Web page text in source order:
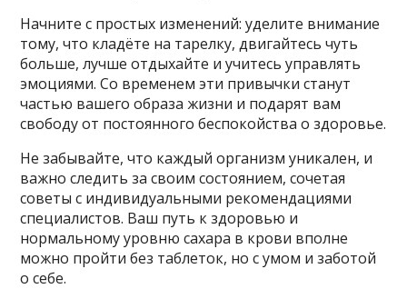
Начните с простых изменений: уделите внимание
тому, что кладёте на тарелку, двигайтесь чуть
больше, лучше отдыхайте и учитесь управлять
эмоциями. Со временем эти привычки станут
частью вашего образа жизни и подарят вам
свободу от постоянного беспокойства о здоровье.
Не забывайте, что каждый организм уникален, и
важно следить за своим состоянием, сочетая
советы с индивидуальными рекомендациями
специалистов. Ваш путь к здоровью и
нормальному уровню сахара в крови вполне
можно пройти без таблеток, но с умом и заботой
о себе.